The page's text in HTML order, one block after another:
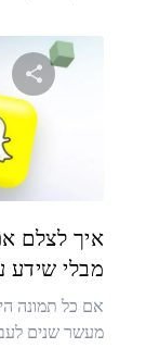
איך לצלם
מבלי שידע
מעשר שנים